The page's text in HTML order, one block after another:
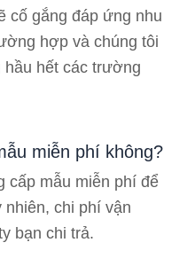
cố gắng đáp ứng nhu
hợp và chúng tôi
hầu hết các trường
miễn phí không?
cấp mẫu miễn phí để
chi phí vận
bạn chi trả.